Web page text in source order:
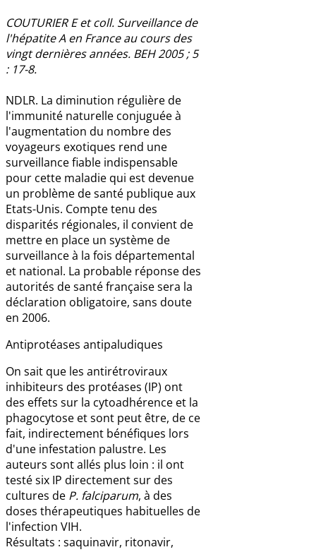
COUTURIER E et coll. Surveillance de
l'hépatite A en France au cours des
vingt dernières années. BEH 2005 ; 5
: 17-8.
NDLR. La diminution régulière de
l'immunité naturelle conjuguée à
l'augmentation du nombre des
voyageurs exotiques rend une
surveillance fiable indispensable
pour cette maladie qui est devenue
un problème de santé publique aux
Etats-Unis. Compte tenu des
disparités régionales, il convient de
mettre en place un système de
surveillance à la fois départemental
et national. La probable réponse des
autorités de santé française sera la
déclaration obligatoire, sans doute
en 2006.
Antiprotéases antipaludiques
On sait que les antirétroviraux
inhibiteurs des protéases (IP) ont
des effets sur la cytoadhérence et la
phagocytose et sont peut être, de ce
fait, indirectement bénéfiques lors
d'une infestation palustre. Les
auteurs sont allés plus loin : il ont
testé six IP directement sur des
cultures de P. falciparum, à des
doses thérapeutiques habituelles de
l'infection VIH.
Résultats : saquinavir, ritonavir,